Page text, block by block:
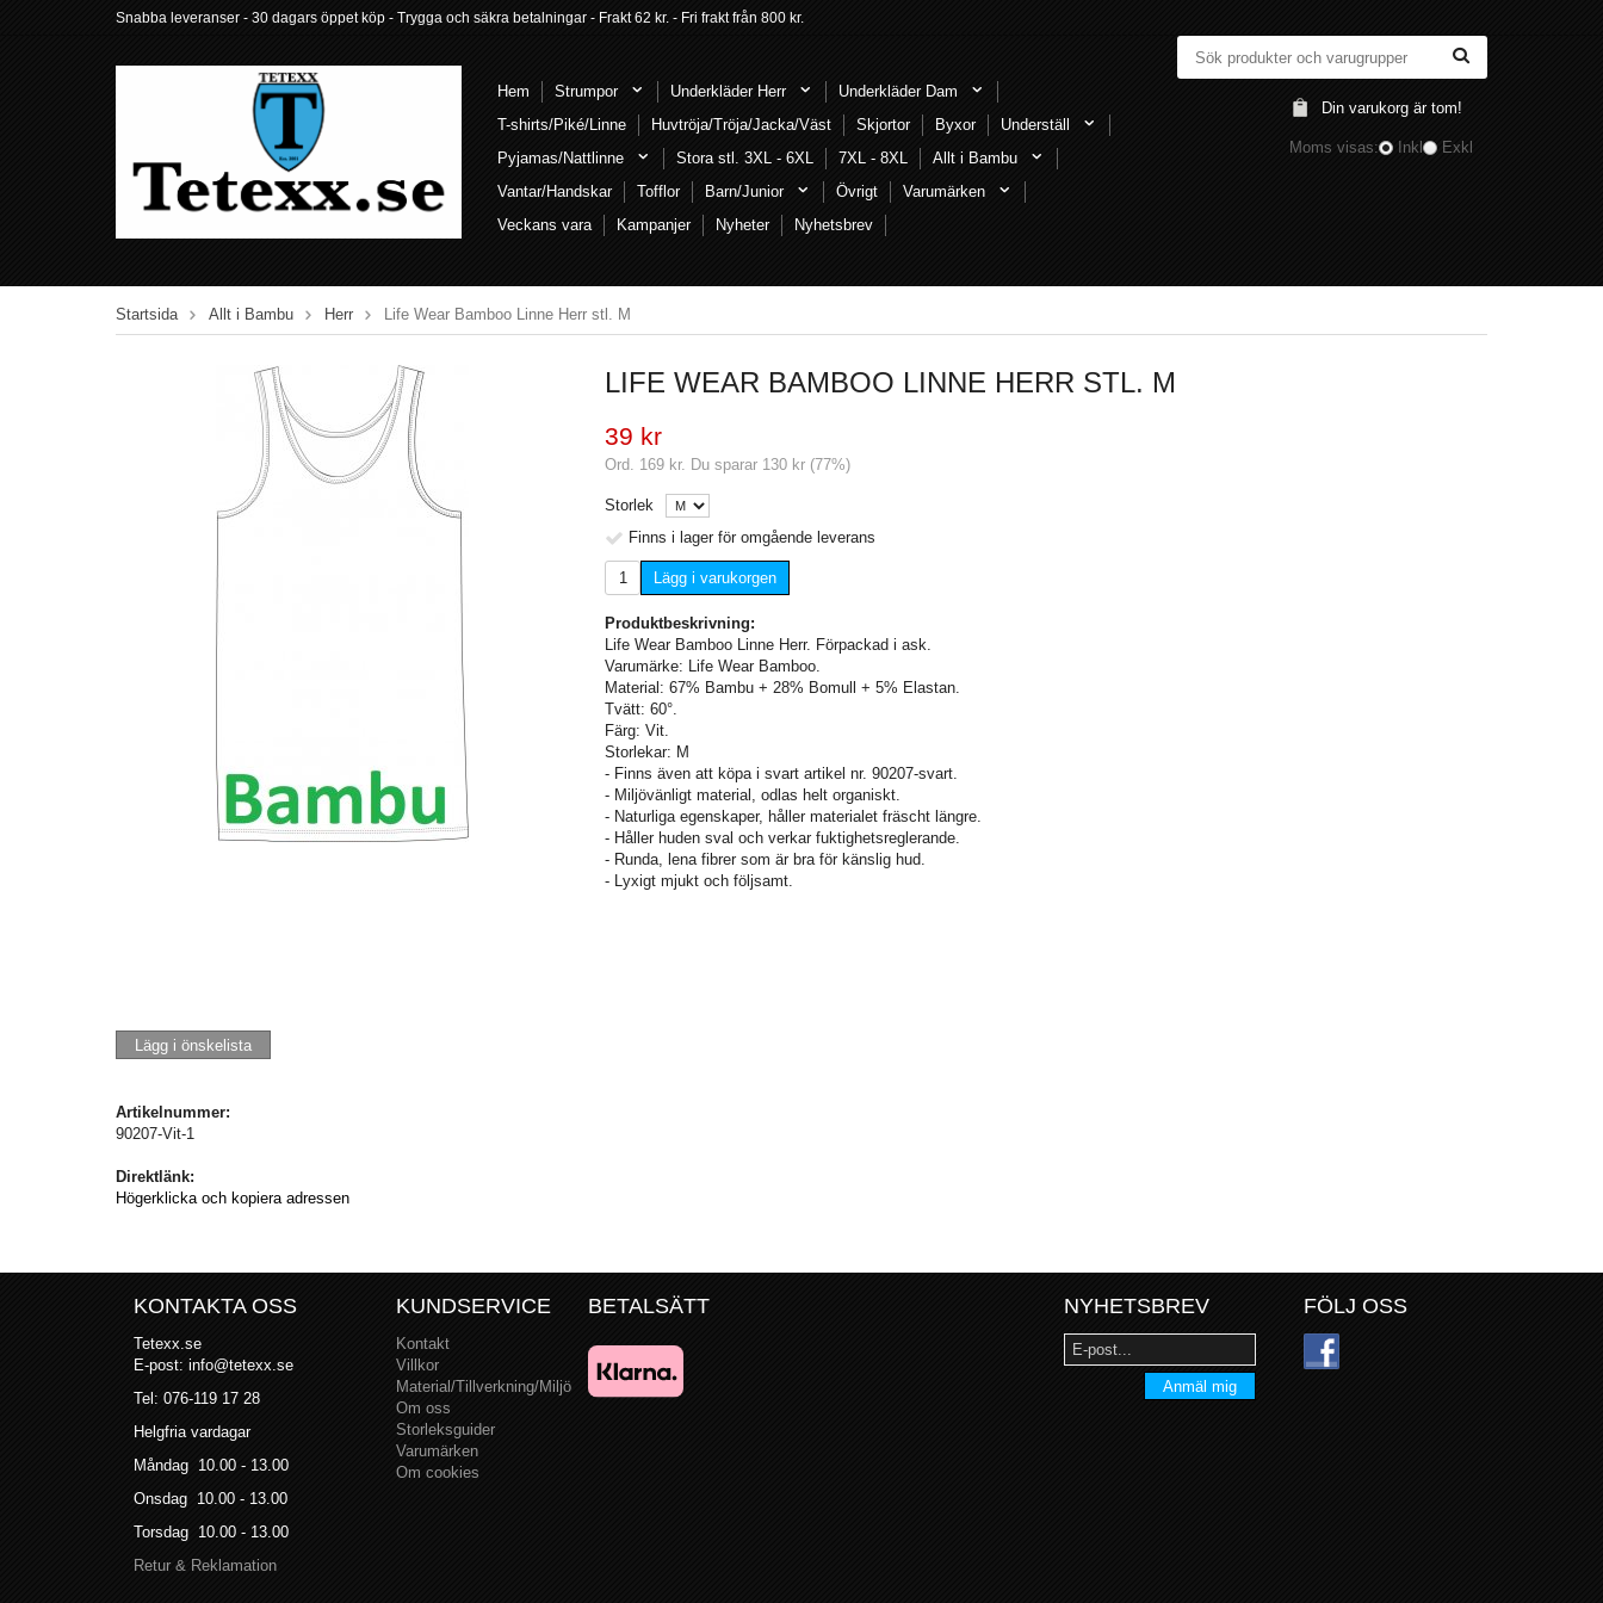
Snabba leveranser - 30 dagars öppet köp - Trygga och säkra betalningar - Frakt 62 kr. - Fri frakt från 800 kr.
Hem Strumpor Underkläder Herr
Underkläder Dam
T-shirts/Piké/Linne
Huvtröja/Tröja/Jacka/Väst Skjortor Byxor
Underställ
Pyjamas/Nattlinne
Stora stl. 3XL - 6XL 7XL - 8XL
Allt i Bambu
Vantar/Handskar
Tofflor Barn/Junior Övrigt
Varumärken
Veckans vara
Kampanjer Nyheter Nyhetsbrev
Din varukorg är tom!
Moms visas: Inkl Exkl
Startsida Allt i Bambu Herr Life Wear Bamboo Linne Herr stl. M
LIFE WEAR BAMBOO LINNE HERR STL. M
39 kr
Ord. 169 kr. Du sparar 130 kr (77%)
Storlek
Finns i lager för omgående leverans
Lägg i varukorgen
Produktbeskrivning:
Life Wear Bamboo Linne Herr. Förpackad i ask.
Varumärke: Life Wear Bamboo.
Material: 67% Bambu + 28% Bomull + 5% Elastan.
Tvätt: 60°.
Färg: Vit.
Storlekar: M
- Finns även att köpa i svart artikel nr. 90207-svart.
- Miljövänligt material, odlas helt organiskt.
- Naturliga egenskaper, håller materialet fräscht längre.
- Håller huden sval och verkar fuktighetsreglerande.
- Runda, lena fibrer som är bra för känslig hud.
- Lyxigt mjukt och följsamt.
Lägg i önskelista
Artikelnummer:
90207-Vit-1
Direktlänk:
Högerklicka och kopiera adressen
KONTAKTA OSS
Tetexx.se
E-post: info@tetexx.se
Tel: 076-119 17 28
Helgfria vardagar
Måndag 10.00 - 13.00
Onsdag 10.00 - 13.00
Torsdag 10.00 - 13.00
Retur & Reklamation
KUNDSERVICE
Kontakt
Villkor
Material/Tillverkning/Miljö
Om oss
Storleksguider
Varumärken
Om cookies
FÖLJ OSS
NYHETSBREV
Anmäl mig
BETALSÄTT